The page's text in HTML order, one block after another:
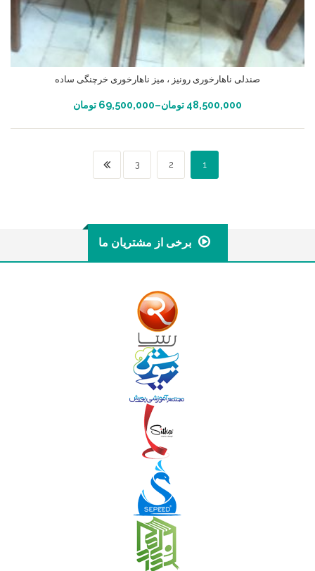
صندلی ناهارخوری رونیز ، میز ناهارخوری خرچنگی ساده
48,500,000 تومان–
69,500,000 تومان انتخاب گزینه ها
1
2
3
برخی از مشتریان ما